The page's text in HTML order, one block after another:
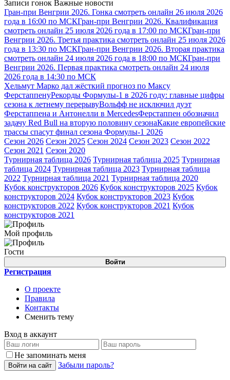
Записи гонок Важные новости
Гран-при Венгрии 2026. Гонка смотреть онлайн 26 июля 2026
года в 16:00 по МСКГран-при Венгрии 2026. Квалификация
смотреть онлайн 25 июля 2026 года в 17:00 по МСКГран-при
Венгрии 2026. Третья практика смотреть онлайн 25 июля 2026
года в 13:30 по МСКГран-при Венгрии 2026. Вторая практика
смотреть онлайн 24 июля 2026 года в 18:00 по МСКГран-при
Венгрии 2026. Первая практика смотреть онлайн 24 июля
2026 года в 14:30 по МСК
Хельмут Марко дал жёсткий прогноз по Максу
ФерстаппенуРекорды Формулы-1 в 2026 году: главные цифры
сезона к летнему перерывуВольфф не исключил дуэт
Ферстаппена и Антонелли в MercedesФерстаппен обозначил
задачу Red Bull на вторую половину сезонаКакие европейские
трассы спасут финал сезона Формулы-1 2026
Сезон 2026 Сезон 2025 Сезон 2024 Сезон 2023 Сезон 2022
Сезон 2021 Сезон 2020
Турнирная таблица 2026 Турнирная таблица 2025 Турнирная
таблица 2024 Турнирная таблица 2023 Турнирная таблица
2022 Турнирная таблица 2021 Турнирная таблица 2020
Кубок конструкторов 2026 Кубок конструкторов 2025 Кубок
конструкторов 2024 Кубок конструкторов 2023 Кубок
конструкторов 2022 Кубок конструкторов 2021 Кубок
конструкторов 2021
Мой профиль
Гости
Войти
Регистрация
О проекте
Правила
Контакты
Сменить тему
Вход в аккаунт
Не запоминать меня
Войти на сайт Забыли пароль?